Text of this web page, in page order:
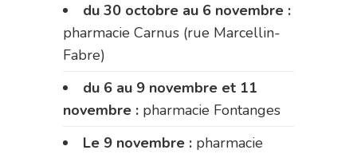
du 30 octobre au 6 novembre :
pharmacie Carnus (rue Marcellin-
Fabre)
du 6 au 9 novembre et 11
novembre : pharmacie Fontanges
Le 9 novembre : pharmacie